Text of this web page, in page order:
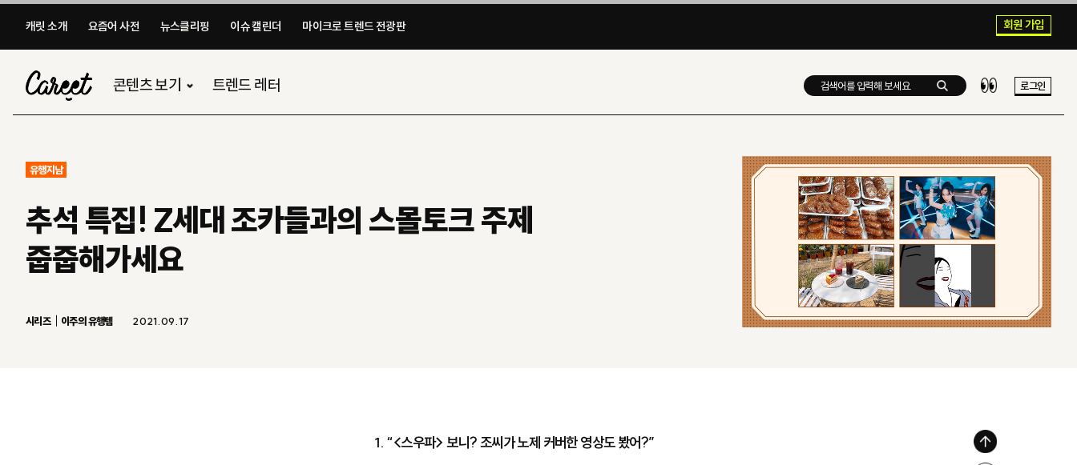
캐릿 소개 요즘어 사전 뉴스클리핑 이슈 캘린더 마이크로 트렌드 전광판​ 회원 가입
콘텐츠 보기 트렌드 레터 로그인
유행지남
추석 특집! Z세대 조카들과의 스몰토크 주제
줍줍해가세요
시리즈 이주의 유행템 2021.09.17
1. “<스우파> 보니? 조씨가 노제 커버한 영상도 봤어?”
위